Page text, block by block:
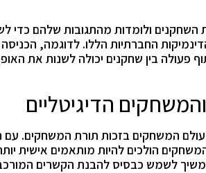
השחקנים ולומדות מהתגובות שלהם
החברתיות הללו. לדוגמה,
פעולה בין שחקנים יכולה לשנות את
הדיגיטליים
המשחקים בזכות תורת המשחקים. עם
הולכים להיות מותאמים אישית
לשמש כבסיס להבנת הקשרים